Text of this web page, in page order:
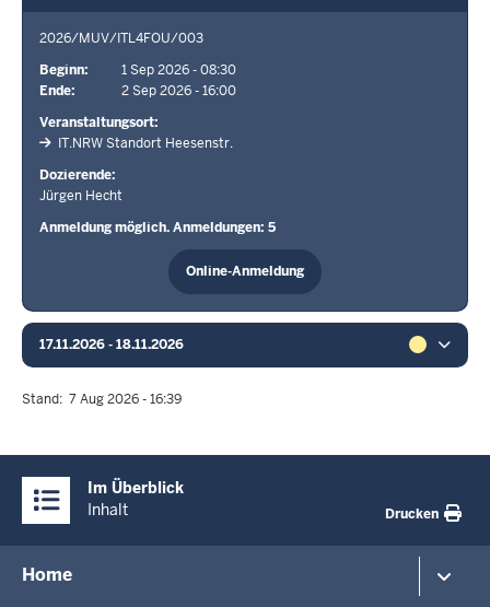
2026/MUV/ITL4FOU/003
Beginn
1 Sep 2026 - 08:30
Ende
2 Sep 2026 - 16:00
Veranstaltungsort
IT.NRW Standort Heesenstr.
Dozierende
Jürgen Hecht
Anmeldung möglich. Anmeldungen: 5
Online-Anmeldung
17.11.2026 - 18.11.2026
Stand 7 Aug 2026 - 16:39
Inhalte
Im Überblick
Inhalt
Drucken
in
Home